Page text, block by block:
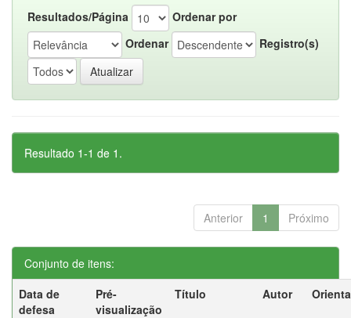
Resultados/Página
Ordenar por
Ordenar
Registro(s)
Resultado 1-1 de 1.
Anterior 1 Próximo
Conjunto de itens:
Data de
defesa
Pré-
visualização
Título Autor